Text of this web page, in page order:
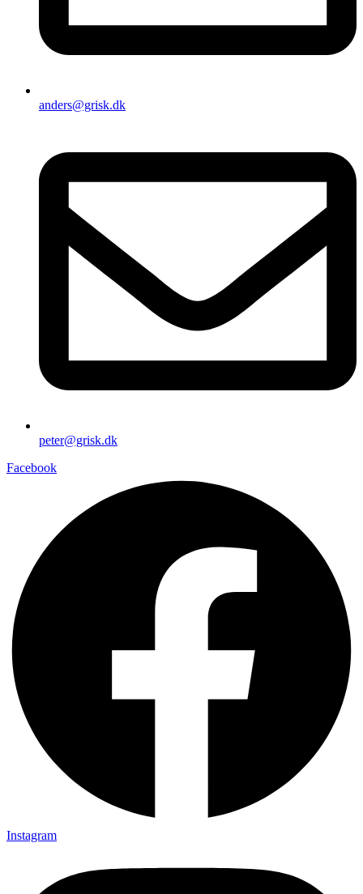
anders@grisk.dk
peter@grisk.dk
Facebook
Instagram